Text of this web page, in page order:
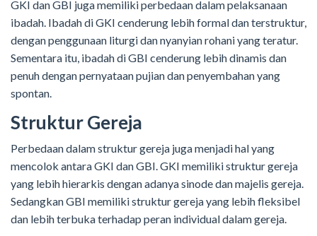
GKI dan GBI juga memiliki perbedaan dalam pelaksanaan
ibadah. Ibadah di GKI cenderung lebih formal dan terstruktur,
dengan penggunaan liturgi dan nyanyian rohani yang teratur.
Sementara itu, ibadah di GBI cenderung lebih dinamis dan
penuh dengan pernyataan pujian dan penyembahan yang
spontan.
Struktur Gereja
Perbedaan dalam struktur gereja juga menjadi hal yang
mencolok antara GKI dan GBI. GKI memiliki struktur gereja
yang lebih hierarkis dengan adanya sinode dan majelis gereja.
Sedangkan GBI memiliki struktur gereja yang lebih fleksibel
dan lebih terbuka terhadap peran individual dalam gereja.